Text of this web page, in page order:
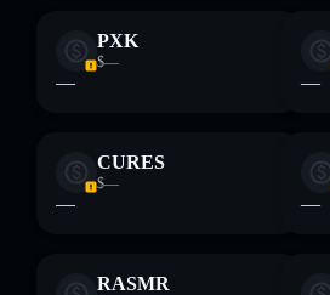
PXK
$—
— —
CURES
$—
— —
RASMR